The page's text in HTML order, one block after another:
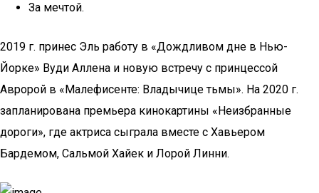
За мечтой.
2019 г. принес Эль работу в «Дождливом дне в Нью-
Йорке» Вуди Аллена и новую встречу с принцессой
Авророй в «Малефисенте: Владычице тьмы». На 2020 г.
запланирована премьера кинокартины «Неизбранные
дороги», где актриса сыграла вместе с Хавьером
Бардемом, Сальмой Хайек и Лорой Линни.